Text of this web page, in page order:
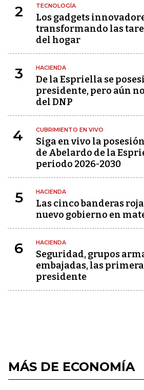
2 TECNOLOGÍA
Los gadgets
transformando las
del hogar
3 HACIENDA
De la Espriella se
presidente, pero aún
del DNP
4 CUBRIMIENTO EN VIVO
Siga en vivo la
de Abelardo de la
periodo 2026-2030
5 HACIENDA
Las cinco banderas
nuevo gobierno en
6 HACIENDA
Seguridad, grupos
embajadas, las
presidente
MÁS DE ECONOMÍA